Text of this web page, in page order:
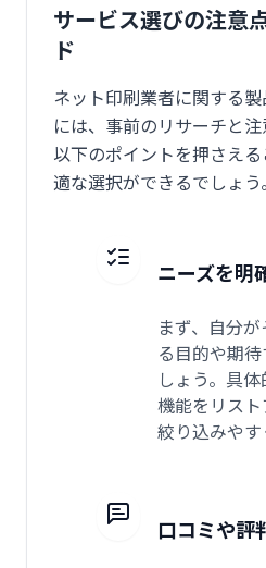
サービス選びの注意
ド
ネット印刷業者に関する
には、事前のリサーチと注
以下のポイントを押さえ
適な選択ができるでしょう。
ニーズを明
まず、自分
る目的や期
しょう。具
機能をリス
絞り込みやす
口コミや評